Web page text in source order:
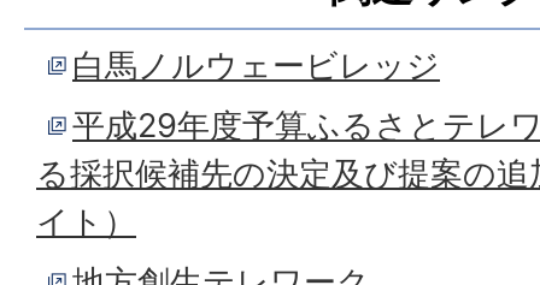
白馬ノルウェービレッジ
平成29年度予算ふるさとテレ
る採択候補先の決定及び提案の
イト）